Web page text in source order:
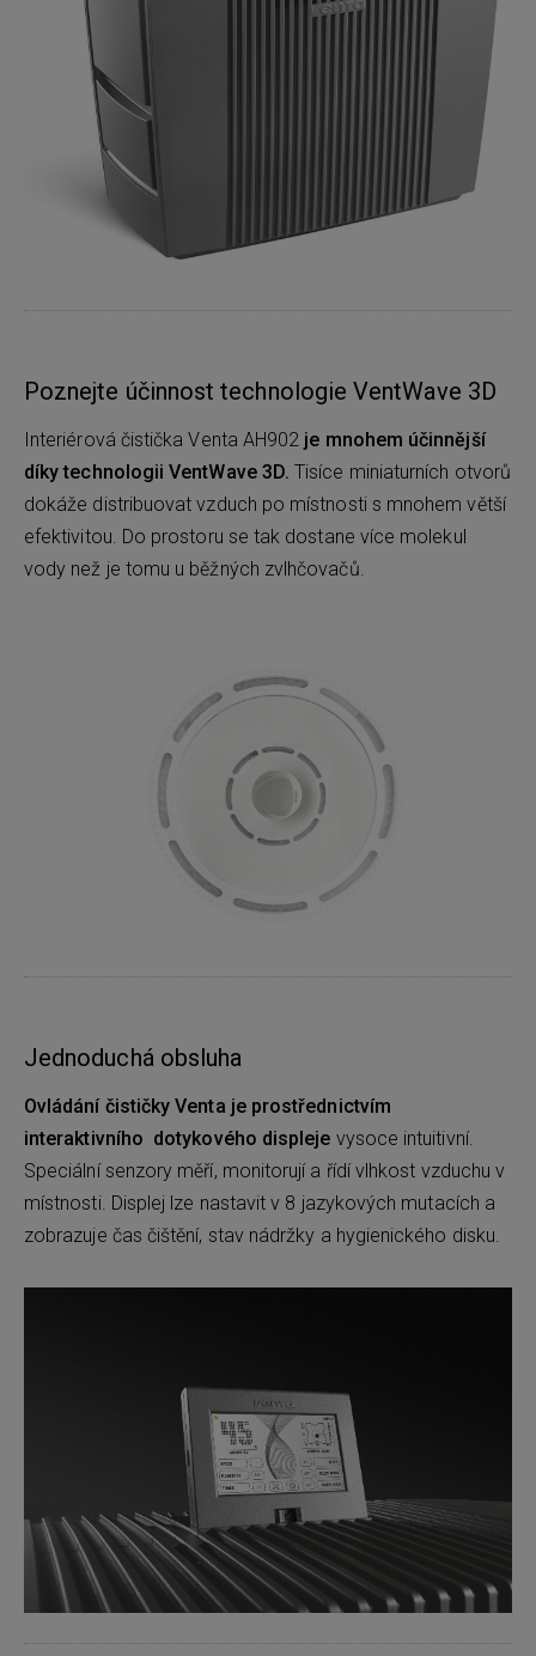
Poznejte účinnost technologie VentWave 3D
Interiérová čistička Venta AH902 je mnohem účinnější
díky technologii VentWave 3D.Tisíce miniaturních otvorů
dokáže distribuovat vzduch po místnosti s mnohem větší
efektivitou. Do prostoru se tak dostane více molekul
vody než je tomu u běžných zvlhčovačů.
Jednoduchá obsluha
Ovládání čističky Venta je prostřednictvím
interaktivního dotykového displeje vysoce intuitivní.
Speciální senzory měří, monitorují a řídí vlhkost vzduchu v
místnosti. Displej lze nastavit v 8 jazykových mutacích a
zobrazuje čas čištění, stav nádržky a hygienického disku.